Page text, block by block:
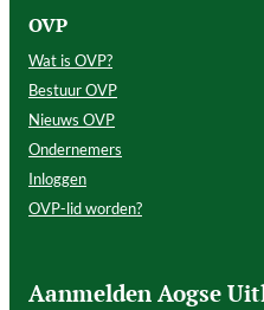
OVP
Wat is OVP?
Bestuur OVP
Nieuws OVP
Ondernemers
Inloggen
OVP-lid worden?
Aanmelden Aogse